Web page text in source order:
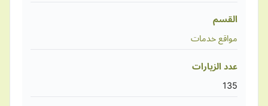
القسم
مواقع خدمات
عدد الزيارات
135